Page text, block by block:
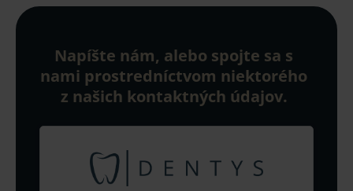
Napíšte nám, alebo spojte sa s
nami prostredníctvom niektorého
z našich kontaktných údajov.